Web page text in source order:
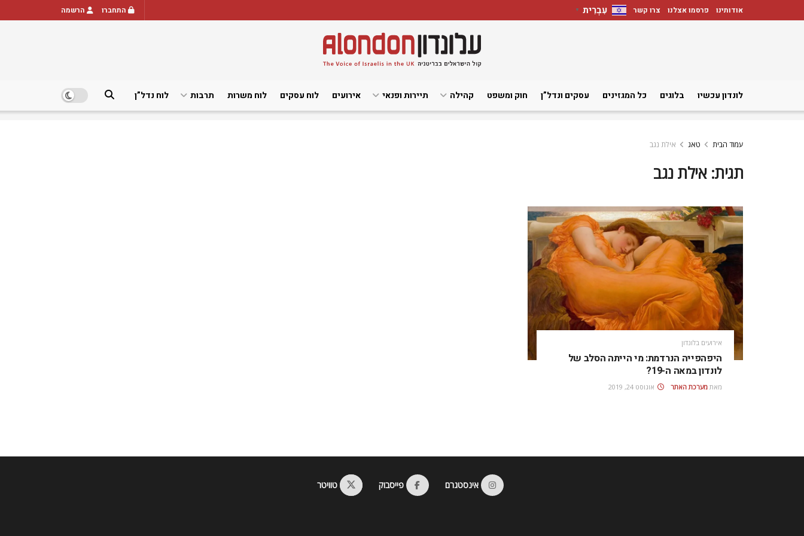
אודותינו פרסמו אצלנו צרו קשר עִבְרִית ▼ התחברו הרשמה
לונדון עכשיו בלוגים כל המגזינים עסקים ונדל”ן חוק ומשפט קהילה תיירות ופנאי אירועים לוח עסקים לוח משרות תרבות לוח נדל”ן
עמוד הבית טאג אילת נגב
תגית:אילת נגב
אירועים בלונדון
היפהפייה הנרדמת: מי הייתה הסלב של
לונדון במאה ה-19?
מאת מערכת האתר אוגוסט 24, 2019
אינסטגרם פייסבוק טוויטר